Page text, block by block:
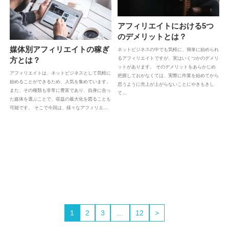
アフィリエイトにおける5つ
のデメリットとは？
ネットビジネスの中でも気軽に、簡単に始められ
るアフィリエイトですが、実はいくつかのデメリ
ットがあります。 そのデメリットをあらかじめ
把握しておかなくては、実際に作業を始めてから
思うように売上が上がらないことにやきもきし
て…
媒体別アフィリエイトの稼ぎ
方とは？
アフィリエイトは、ネットビジネスとして気軽に
始めることができるため、人気を集めています。
また、その種類も非常に豊富であり、自身に合っ
た媒体を選ぶことで、収益の最大化を図ることも
可能です。 そこで今回は、様々なアフィリエ…
1 2 3 12 >